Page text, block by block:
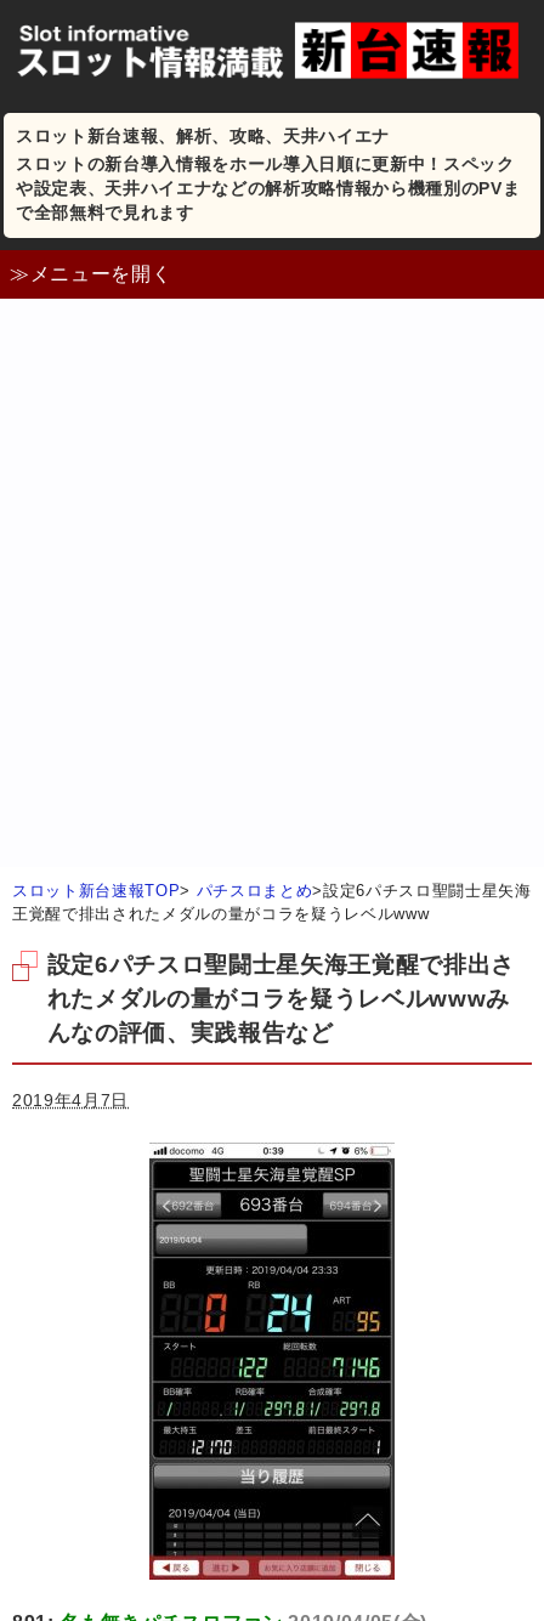
スロット新台速報、解析、攻略、天井ハイエナ
スロットの新台導入情報をホール導入日順に更新中！スペック
や設定表、天井ハイエナなどの解析攻略情報から機種別のPVま
で全部無料で見れます
≫メニューを開く
スロット新台速報TOP> パチスロまとめ>設定6パチスロ聖闘士星矢海
王覚醒で排出されたメダルの量がコラを疑うレベルwww
設定6パチスロ聖闘士星矢海王覚醒で排出さ
れたメダルの量がコラを疑うレベルwwwみ
んなの評価、実践報告など
2019年4月7日